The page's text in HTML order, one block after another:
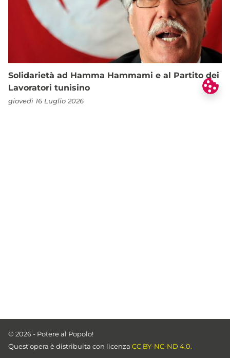
Solidarietà ad Hamma Hammami e al Partito dei
Lavoratori tunisino
giovedì 16 Luglio 2026
© 2026 - Potere al Popolo!
Quest'opera è distribuita con licenza CC BY-NC-ND 4.0.